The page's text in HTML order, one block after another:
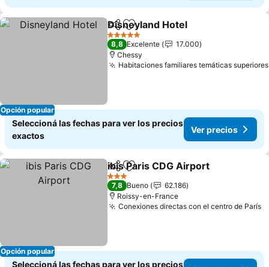
Opción popular
CompartirAñadir a favoritos
Disneyland Hotel
5 Estrellas
8,8 Excelente
17.000
Chessy
Habitaciones familiares temáticas superiores
Seleccioná las fechas para ver los precios
exactos
Ver precios
Opción popular
CompartirAñadir a favoritos
ibis Paris CDG Airport
3 Estrellas
7,8 Bueno
62.186
Roissy-en-France
Conexiones directas con el centro de París
Seleccioná las fechas para ver los precios